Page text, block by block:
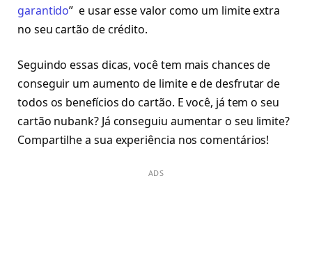
garantido” e usar esse valor como um limite extra
no seu cartão de crédito.
Seguindo essas dicas, você tem mais chances de
conseguir um aumento de limite e de desfrutar de
todos os benefícios do cartão. E você, já tem o seu
cartão nubank? Já conseguiu aumentar o seu limite?
Compartilhe a sua experiência nos comentários!
ADS